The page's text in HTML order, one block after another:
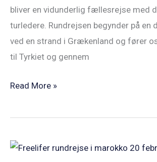
bliver en vidunderlig fællesrejse med
turledere. Rundrejsen begynder på en
ved en strand i Grækenland og fører
til Tyrkiet og gennem
Read More »
Freelifer